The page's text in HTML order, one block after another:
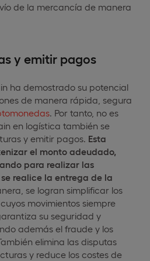
de la mercancía de manera
y emitir pagos
ha demostrado su potencial
de manera rápida, segura
. Por tanto, no es
en logística también se
y emitir pagos. Esta
el monto adeudado,
para realizar las
realice la entrega de la
se logran simplificar los
movimientos siempre
su seguridad y
además el fraude y los
elimina las disputas
y reduce los costes de